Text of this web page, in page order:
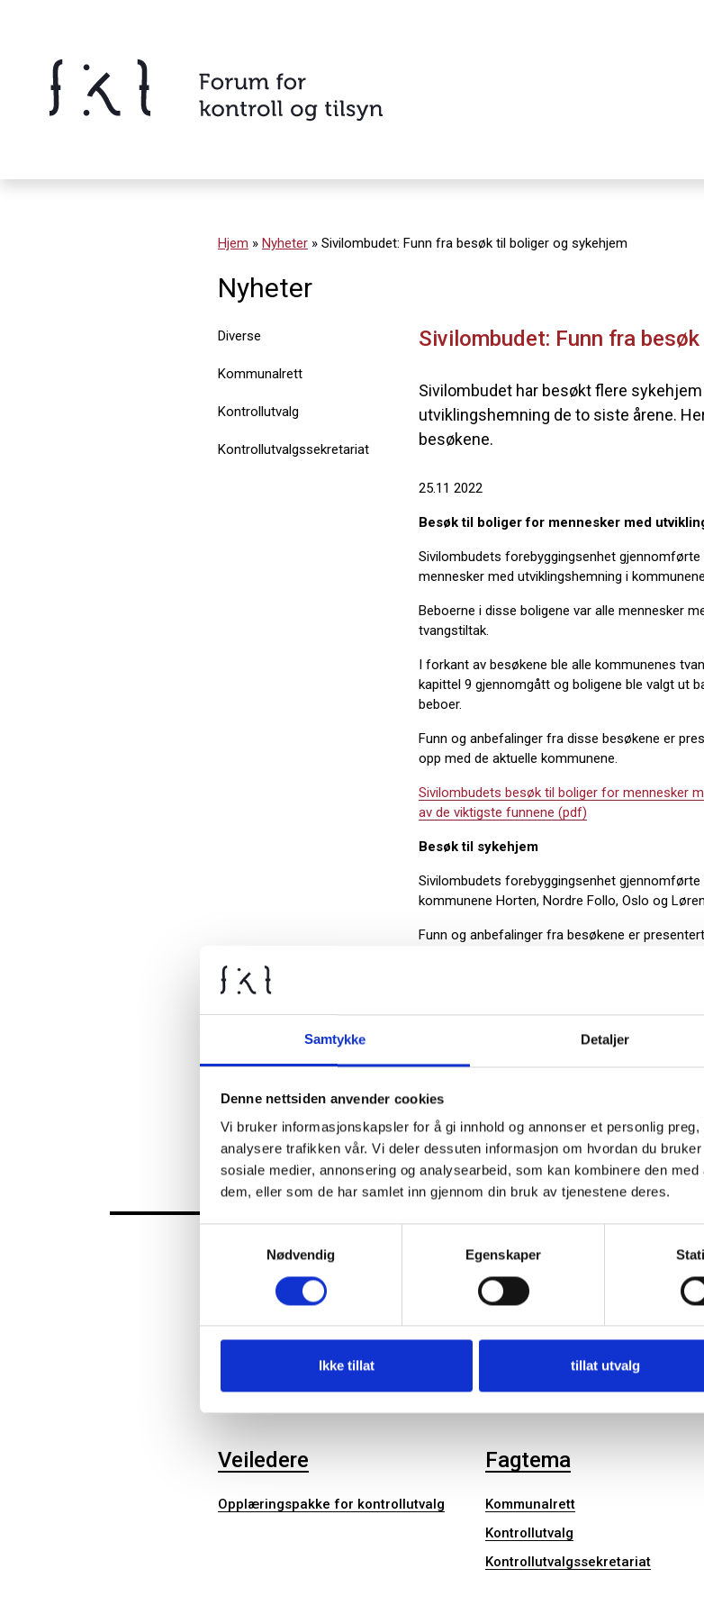
Samtykke Detaljer
Denne nettsiden anvender cookies
Vi bruker informasjonskapsler for å gi innhold og annonser et personlig
analysere trafikken vår. Vi deler dessuten informasjon om hvordan du
sosiale medier, annonsering og analysearbeid, som kan kombinere den
dem, eller som de har samlet inn gjennom din bruk av tjenestene deres.
Nødvendig
Egenskaper
Ikke tillat tillat utvalg
Hjem » Nyheter » Sivilombudet: Funn fra besøk til boliger og sykehjem
Nyheter
Diverse
Kommunalrett
Kontrollutvalg
Kontrollutvalgssekretariat
Sivilombudet: Funn fra
Sivilombudet har besøkt flere
utviklingshemning de to siste årene.
besøkene.
25.11 2022
Besøk til boliger for mennesker med
Sivilombudets forebyggingsenhet
mennesker med utviklingshemning i
Beboerne i disse boligene var alle mennesker
tvangstiltak.
I forkant av besøkene ble alle kommunenes
kapittel 9 gjennomgått og boligene ble valgt ut
beboer.
Funn og anbefalinger fra disse besøkene er
opp med de aktuelle kommunene.
Sivilombudets besøk til boliger for mennesker
av de viktigste funnene (pdf)
Besøk til sykehjem
Sivilombudets forebyggingsenhet
kommunene Horten, Nordre Follo, Oslo og
Funn og anbefalinger fra besøkene er
Sivilombudets besøk til sykehjem 2020-2022.
Kontrollutvalget
Veiledere
Opplæringspakke for kontrollutvalg
Fagtema
Kommunalrett
Kontrollutvalg
Kontrollutvalgssekretariat